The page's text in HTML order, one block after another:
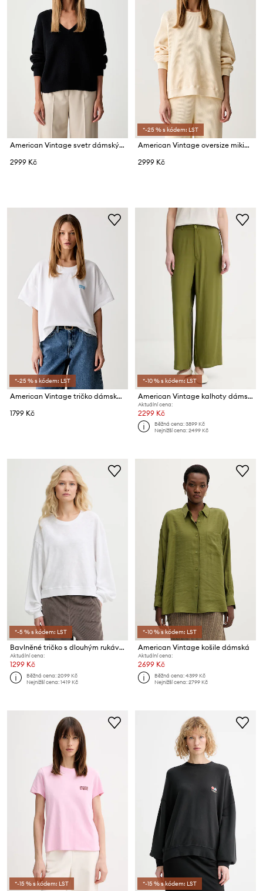
American Vintage svetr dámský s vlnou
2999 Kč
*-25 % s kódem: LST
American Vintage oversize mikina dámská bavlněná
2999 Kč
*-25 % s kódem: LST
American Vintage tričko dámské bavlněné
1799 Kč
*-10 % s kódem: LST
American Vintage kalhoty dámské s modalem
Aktuální cena:
2299 Kč
Běžná cena:3899 Kč
Nejnižší cena:2499 Kč
*-5 % s kódem: LST
Bavlněné tričko s dlouhým rukávem American Vintage
Aktuální cena:
1299 Kč
Běžná cena:2099 Kč
Nejnižší cena:1419 Kč
*-10 % s kódem: LST
American Vintage košile dámská
Aktuální cena:
2699 Kč
Běžná cena:4399 Kč
Nejnižší cena:2799 Kč
*-15 % s kódem: LST *-15 % s kódem: LST